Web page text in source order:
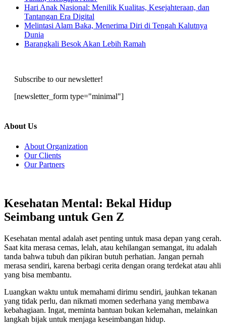
Hari Anak Nasional: Menilik Kualitas, Kesejahteraan, dan
Tantangan Era Digital
Melintasi Alam Baka, Menerima Diri di Tengah Kalutnya
Dunia
Barangkali Besok Akan Lebih Ramah
Subscribe to our newsletter!
[newsletter_form type="minimal"]
About Us
About Organization
Our Clients
Our Partners
Kesehatan Mental: Bekal Hidup
Seimbang untuk Gen Z
Kesehatan mental adalah aset penting untuk masa depan yang cerah.
Saat kita merasa cemas, lelah, atau kehilangan semangat, itu adalah
tanda bahwa tubuh dan pikiran butuh perhatian. Jangan pernah
merasa sendiri, karena berbagi cerita dengan orang terdekat atau ahli
yang bisa membantu.
Luangkan waktu untuk memahami dirimu sendiri, jauhkan tekanan
yang tidak perlu, dan nikmati momen sederhana yang membawa
kebahagiaan. Ingat, meminta bantuan bukan kelemahan, melainkan
langkah bijak untuk menjaga keseimbangan hidup.